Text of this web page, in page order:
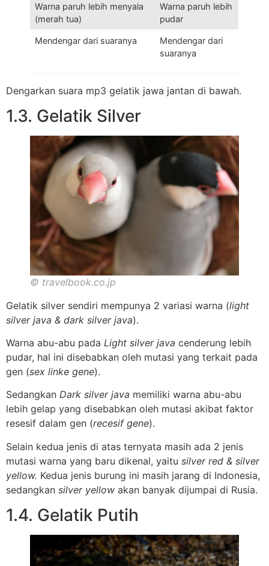
Warna paruh lebih menyala
(merah tua)
Warna paruh lebih
pudar
Mendengar dari suaranya
Mendengar dari
suaranya
Dengarkan suara mp3 gelatik jawa jantan di bawah.
1.3. Gelatik Silver
© travelbook.co.jp
Gelatik silver sendiri mempunya 2 variasi warna (light
silver java & dark silver java).
Warna abu-abu pada Light silver java cenderung lebih
pudar, hal ini disebabkan oleh mutasi yang terkait pada
gen (sex linke gene).
Sedangkan Dark silver java memiliki warna abu-abu
lebih gelap yang disebabkan oleh mutasi akibat faktor
resesif dalam gen (recesif gene).
Selain kedua jenis di atas ternyata masih ada 2 jenis
mutasi warna yang baru dikenal, yaitu silver red & silver
yellow. Kedua jenis burung ini masih jarang di Indonesia,
sedangkan silver yellow akan banyak dijumpai di Rusia.
1.4. Gelatik Putih